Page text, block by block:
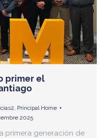
primer el
Principal Home
2025
primera generación de